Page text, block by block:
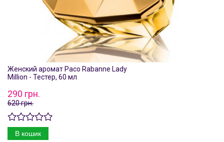
Женский аромат Paco Rabanne Lady
Million - Тестер, 60 мл
290 грн.
620 грн.
В кошик